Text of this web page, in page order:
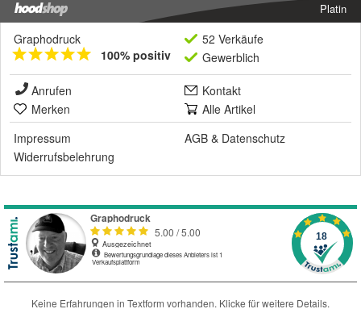
Platin
Graphodruck
100% positiv
52 Verkäufe
Gewerblich
Anrufen
Kontakt
Merken
Alle Artikel
Impressum
AGB & Datenschutz
Widerrufsbelehrung